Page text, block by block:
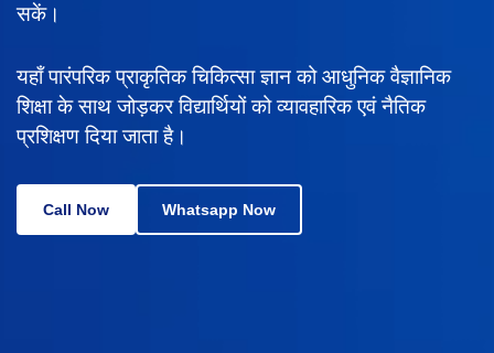
सकें।
यहाँ पारंपरिक प्राकृतिक चिकित्सा ज्ञान को आधुनिक वैज्ञानिक
शिक्षा के साथ जोड़कर विद्यार्थियों को व्यावहारिक एवं नैतिक
प्रशिक्षण दिया जाता है।
Call Now Whatsapp Now